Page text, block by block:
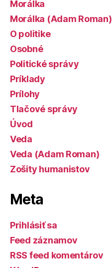
Morálka
Morálka (Adam Roman)
O politike
Osobné
Politické správy
Príklady
Prílohy
Tlačové správy
Úvod
Veda
Veda (Adam Roman)
Zošity humanistov
Meta
Prihlásiť sa
Feed záznamov
RSS feed komentárov